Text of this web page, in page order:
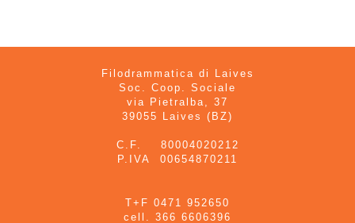
Filodrammatica di Laives
Soc. Coop. Sociale
via Pietralba, 37
39055 Laives (BZ)
C.F. 80004020212
P.IVA 00654870211
T+F 0471 952650
cell. 366 6606396